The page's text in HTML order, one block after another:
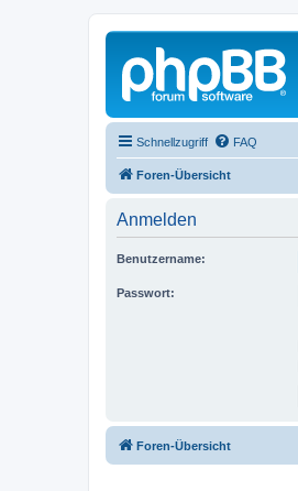
Schnellzugriff FAQ
Foren-Übersicht
Anmelden
Benutzername:
Passwort:
Foren-Übersicht